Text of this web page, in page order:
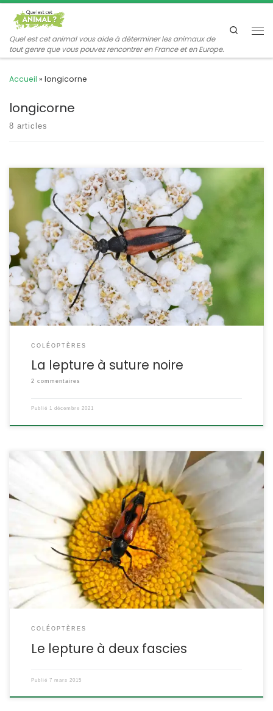
Passer au contenu
Quel est cet animal vous aide à déterminer les animaux de
tout genre que vous pouvez rencontrer en France et en Europe.
Search
Accueil » longicorne
longicorne
8 articles
Les leptures sont réparties en plusieurs genres, dont Leptura,
Rutpela (anagramme du précédent), Stictoleptura,
Pseudovadonia, Alosterna et Stenurella. Beaucoup d’espèces se
ressemblent, celle-ci se reconnait à la suture noire des élytres,
bien plus épaisse chez les femelles qui ont les antennes moins
longues que celles des mâles. Stenurella melanura
Linnaeus,1758 La lepture […]
COLÉOPTÈRES
La lepture à suture noire
2 commentaires
Publié 1 décembre 2021
Un longicorne assez commun sur les fleurs d’Apiacées. Attention,
plusieurs espèces se ressemblent chez les genres Stenurella,
Stictoleptura et Strangalia. Stenurella bifasciata (ex- Strangalia
bifasciata) Le lepture de pique POSITION SYSTÉMATIQUE : Insecte
Coléoptère Famille des Cerambycidae ETYMOLOGIE : Strangalia =
étranglée (concerne le cou) et bifasciata = à deux bandes.
DESCRIPTION : Taille : entre […]
COLÉOPTÈRES
Le lepture à deux fascies
Publié 7 mars 2015